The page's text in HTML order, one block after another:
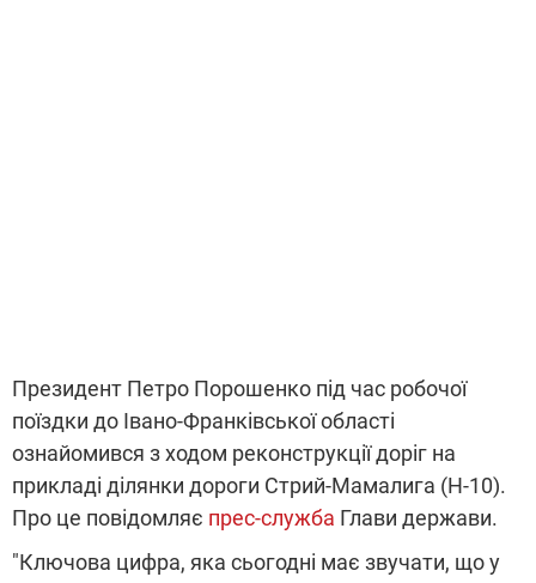
Президент Петро Порошенко під час робочої
поїздки до Івано-Франківської області
ознайомився з ходом реконструкції доріг на
прикладі ділянки дороги Стрий-Мамалига (Н-10).
Про це повідомляє прес-служба Глави держави.
"Ключова цифра, яка сьогодні має звучати, що у